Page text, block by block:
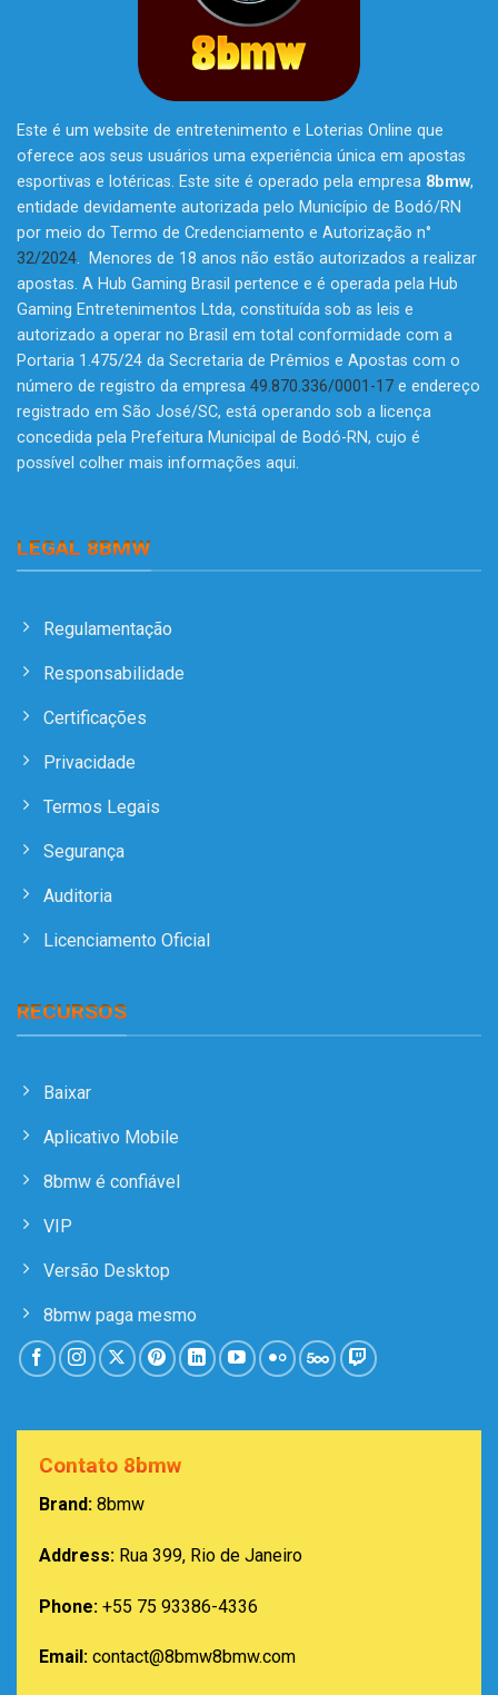
Este é um website de entretenimento e Loterias Online que
oferece aos seus usuários uma experiência única em apostas
esportivas e lotéricas. Este site é operado pela empresa 8bmw,
entidade devidamente autorizada pelo Município de Bodó/RN
por meio do Termo de Credenciamento e Autorização n°
32/2024. Menores de 18 anos não estão autorizados a realizar
apostas. A Hub Gaming Brasil pertence e é operada pela Hub
Gaming Entretenimentos Ltda, constituída sob as leis e
autorizado a operar no Brasil em total conformidade com a
Portaria 1.475/24 da Secretaria de Prêmios e Apostas com o
número de registro da empresa 49.870.336/0001-17 e endereço
registrado em São José/SC, está operando sob a licença
concedida pela Prefeitura Municipal de Bodó-RN, cujo é
possível colher mais informações aqui.
LEGAL 8BMW
Regulamentação
Responsabilidade
Certificações
Privacidade
Termos Legais
Segurança
Auditoria
Licenciamento Oficial
RECURSOS
Baixar
Aplicativo Mobile
8bmw é confiável
VIP
Versão Desktop
8bmw paga mesmo
Contato 8bmw
Brand: 8bmw
Address: Rua 399, Rio de Janeiro
Phone: +55 75 93386-4336
Email: contact@8bmw8bmw.com